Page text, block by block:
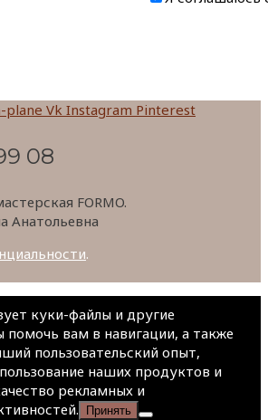
plane Vk Instagram Pinterest
08
FORMO.
Анатольевна
.
куки-файлы и другие
помочь вам в навигации, а также
пользовательский опыт,
наших продуктов и
рекламных и
Принять